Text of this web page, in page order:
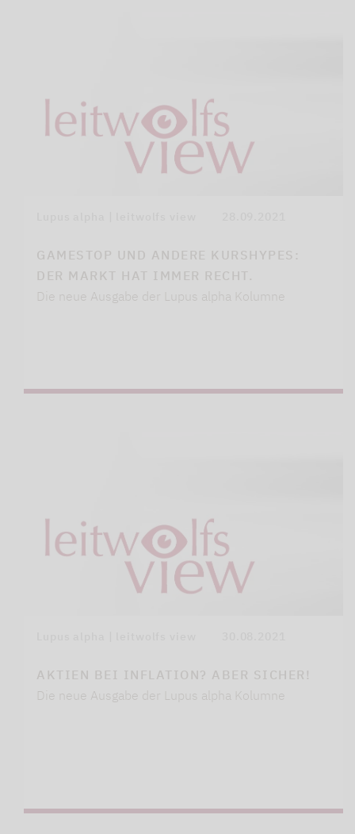
GAMESTOP UND ANDERE KURSHYPES:
DER MARKT HAT IMMER RECHT.
Die neue Ausgabe der Lupus alpha Kolumne
AKTIEN BEI INFLATION? ABER SICHER!
Die neue Ausgabe der Lupus alpha Kolumne